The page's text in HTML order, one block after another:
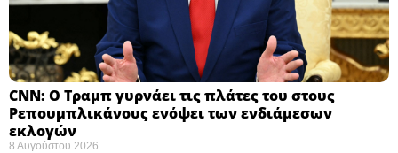
CNN: Ο Τραμπ γυρνάει τις πλάτες του στους
Ρεπουμπλικάνους ενόψει των ενδιάμεσων
εκλογών ​
8 Αυγούστου 2026